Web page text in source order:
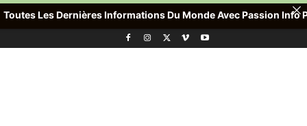
Dernières Informations Du Monde Avec Passion Info Plus ,